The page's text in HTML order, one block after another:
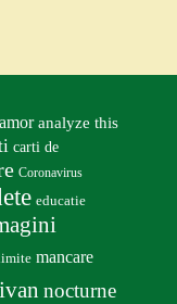
amor analyze this
carti de
Coronavirus
educatie
mancare
nocturne